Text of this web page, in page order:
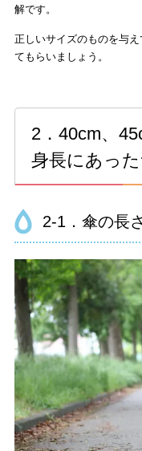
解です。
正しいサイズのものを与
てもらいましょう。
2．40cm、
身長にあっ
2-1．傘の長